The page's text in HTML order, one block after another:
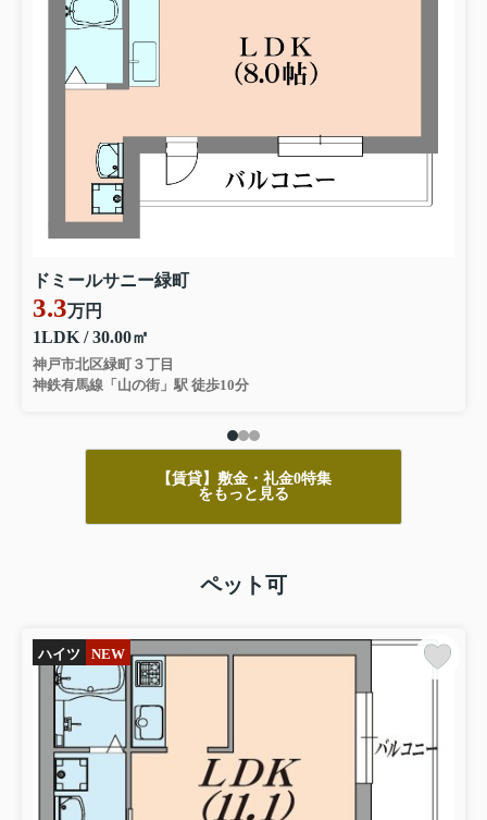
ドミールサニー緑町
3.3万円
1LDK / 30.00㎡
神戸市北区緑町３丁目
神鉄有馬線「山の街」駅 徒歩10分
【賃貸】敷金・礼金0特集
をもっと見る
ペット可
ハイツ NEW